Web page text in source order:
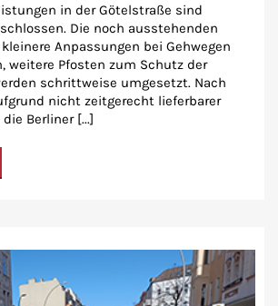
in der Götelstraße sind
Die noch ausstehenden
Anpassungen bei Gehwegen
weitere Pfosten zum Schutz der
schrittweise umgesetzt. Nach
nicht zeitgerecht lieferbarer
Berliner [...]